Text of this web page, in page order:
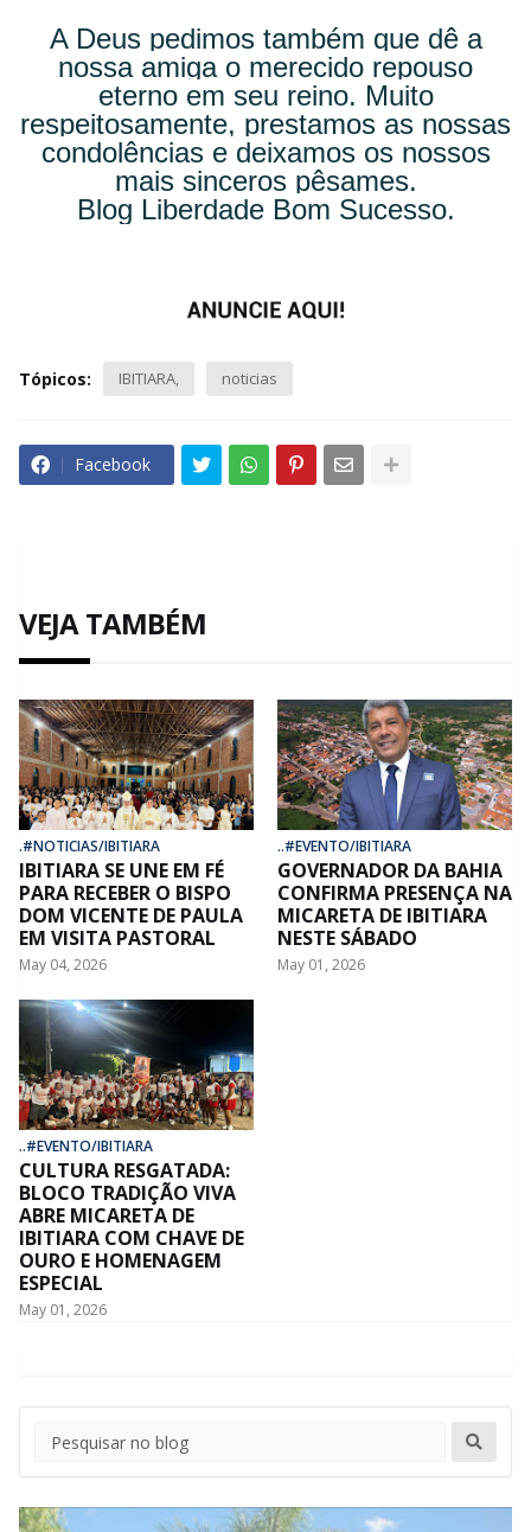
A Deus pedimos também que dê a
nossa amiga o merecido repouso
eterno em seu reino. Muito
respeitosamente, prestamos as nossas
condolências e deixamos os nossos
mais sinceros pêsames.
Blog Liberdade Bom Sucesso.
Tópicos: IBITIARA noticias
Facebook
VEJA TAMBÉM
.#NOTICIAS/IBITIARA
IBITIARA SE UNE EM FÉ
PARA RECEBER O BISPO
DOM VICENTE DE PAULA
EM VISITA PASTORAL
May 04, 2026
..#EVENTO/IBITIARA
GOVERNADOR DA BAHIA
CONFIRMA PRESENÇA NA
MICARETA DE IBITIARA
NESTE SÁBADO
May 01, 2026
..#EVENTO/IBITIARA
CULTURA RESGATADA:
BLOCO TRADIÇÃO VIVA
ABRE MICARETA DE
IBITIARA COM CHAVE DE
OURO E HOMENAGEM
ESPECIAL
May 01, 2026